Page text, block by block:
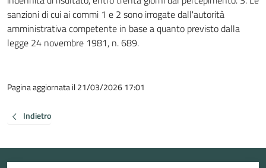
sanzioni di cui ai commi 1 e 2 sono irrogate dall'autorità
amministrativa competente in base a quanto previsto dalla
legge 24 novembre 1981, n. 689.
Pagina aggiornata il 21/03/2026 17:01
Indietro